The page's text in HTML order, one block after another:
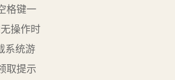
格键一
操作时
系统游
取提示